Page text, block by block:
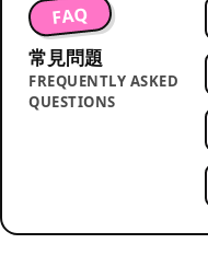
FAQ
常見問題
FREQUENTLY ASKED
QUESTIONS